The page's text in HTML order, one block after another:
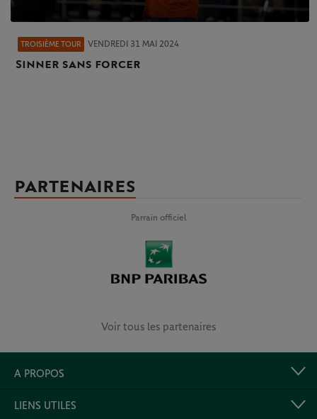
TROISIÈME TOUR VENDREDI 31 MAI 2024
Sinner sans forcer
PARTENAIRES
Parrain officiel
Voir tous les partenaires
A PROPOS
LIENS UTILES